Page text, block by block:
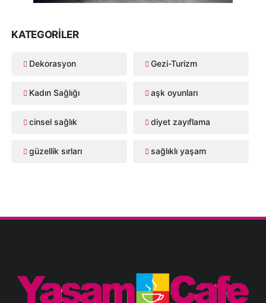
KATEGORILER
Dekorasyon Gezi-Turizm
Kadın Sağlığı aşk oyunları
cinsel sağlık diyet zayıflama
güzellik sırları sağlıklı yaşam